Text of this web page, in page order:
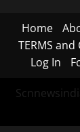
Home
TERMS and
Log In